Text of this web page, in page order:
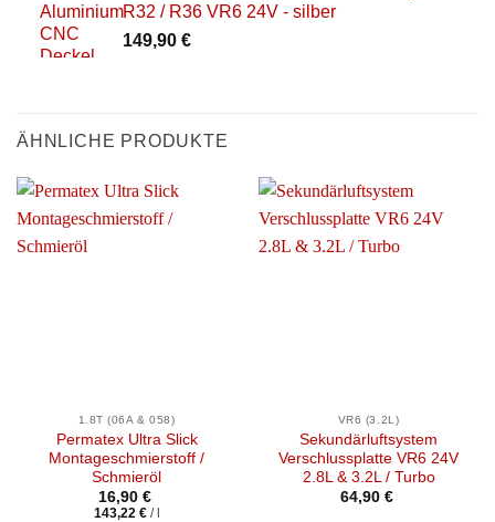
R32 / R36 VR6 24V - silber
149,90 €
ÄHNLICHE PRODUKTE
1.8T (06A & 058)
Permatex Ultra Slick
Montageschmierstoff /
Schmieröl
16,90 €
143,22 €/l
VR6 (3.2L)
Sekundärluftsystem
Verschlussplatte VR6 24V
2.8L & 3.2L / Turbo
64,90 €